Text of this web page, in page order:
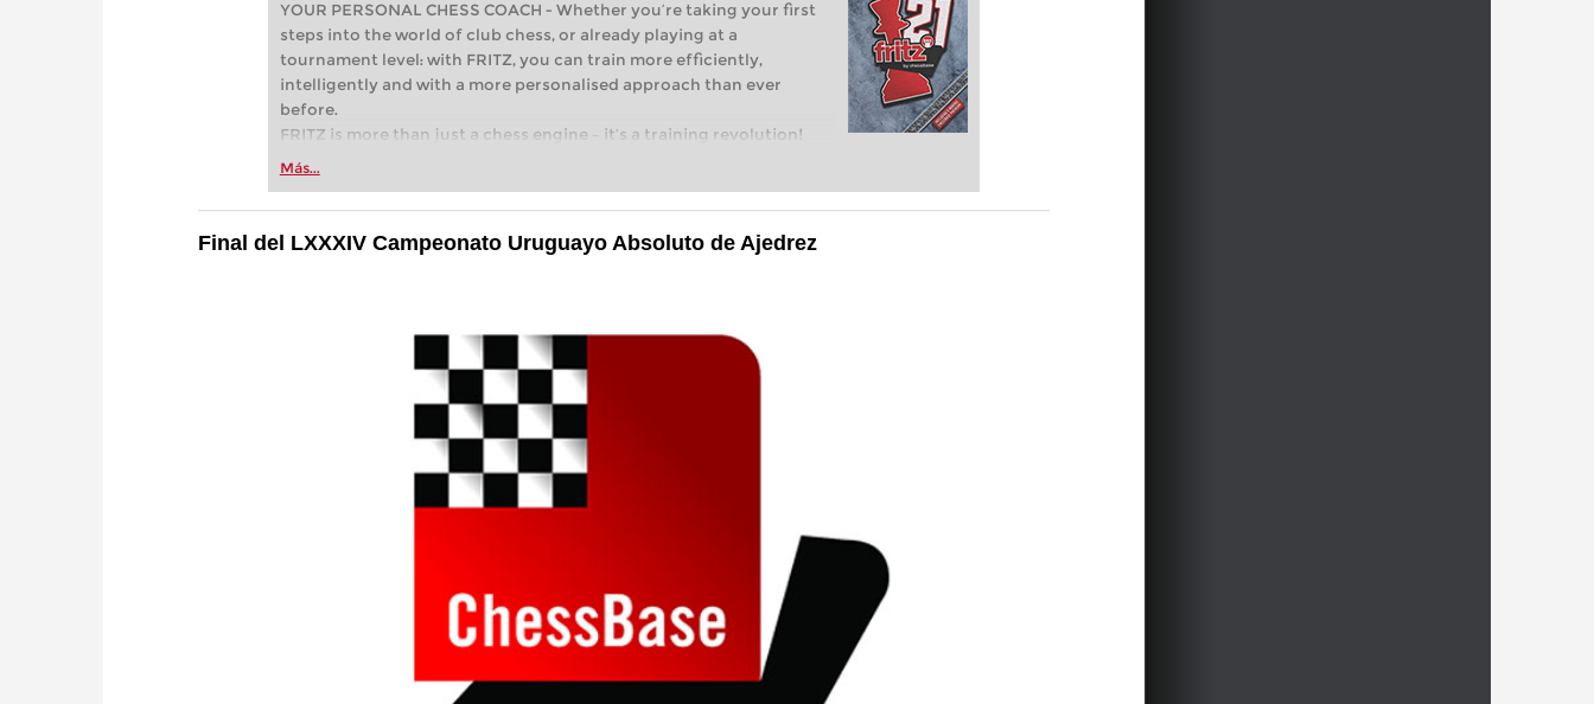
YOUR PERSONAL CHESS COACH - Whether you’re taking your first
steps into the world of club chess, or already playing at a
tournament level: with FRITZ, you can train more efficiently,
intelligently and with a more personalised approach than ever
before.
FRITZ is more than just a chess engine – it’s a training revolution!
Whether you’re taking your first steps into the world of club chess,
more efficiently, intelligently and with a more personalised
approach than ever before.
Más...
Final del LXXXIV Campeonato Uruguayo Absoluto de Ajedrez